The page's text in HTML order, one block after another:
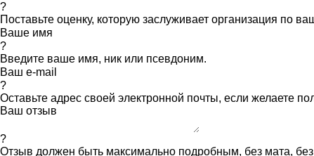
?
Поставьте оценку, которую заслуживает организация по
Ваше имя
?
Введите ваше имя, ник или псевдоним.
Ваш e-mail
?
Оставьте адрес своей электронной почты, если желаете
Ваш отзыв
?
Отзыв должен быть максимально подробным, без мата,